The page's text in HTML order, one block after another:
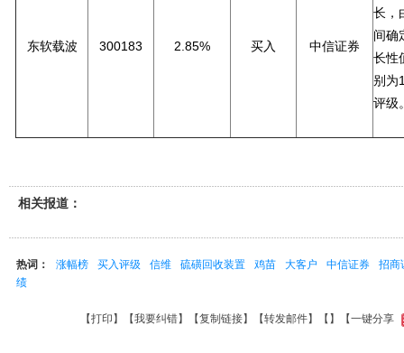
东软载波 300183 2.85% 买入 中信证券
长，
间确
长性
别为
评级
相关报道：
热词： 涨幅榜 买入评级 信维 硫磺回收装置 鸡苗 大客户 中信证券
招商
绩
【打印 】【我要纠错】【复制链接】【转发邮件】【 】 【一键分享